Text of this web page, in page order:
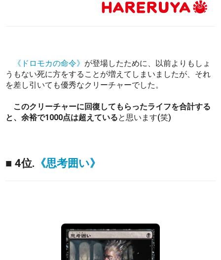
《ドロモカの命令》 が登場したために、以前よりもしょ
うもない死に方をすることが増えてしまいましたが、それ
を差し引いても優秀なクリーチャーでした。
このクリーチャーに回復してもらったライフを合計する
と、余裕で1000点は超えていると思います(笑)
■ 4位. 《思考囲い》